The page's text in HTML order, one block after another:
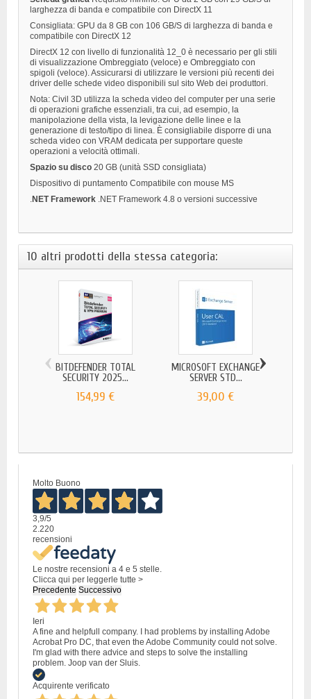
larghezza di banda e compatibile con DirectX 11
Consigliata: GPU da 8 GB con 106 GB/S di larghezza di banda e
compatibile con DirectX 12
DirectX 12 con livello di funzionalità 12_0 è necessario per gli stili
di visualizzazione Ombreggiato (veloce) e Ombreggiato con
spigoli (veloce). Assicurarsi di utilizzare le versioni più recenti dei
driver delle schede video disponibili sul sito Web dei produttori.
Nota: Civil 3D utilizza la scheda video del computer per una serie
di operazioni grafiche essenziali, tra cui, ad esempio, la
manipolazione della vista, la levigazione delle linee e la
generazione di testo/tipo di linea. È consigliabile disporre di una
scheda video con VRAM dedicata per supportare queste
operazioni a velocità ottimali.
Spazio su disco 20 GB (unità SSD consigliata)
Dispositivo di puntamento Compatibile con mouse MS
NET Framework .NET Framework 4.8 o versioni successive
10 altri prodotti della stessa categoria:
BITDEFENDER TOTAL
SECURITY 2025...
154,99 €
MICROSOFT EXCHANGE
SERVER STD...
39,00 €
‹ ›
Molto Buono
3,9/5
2.220
recensioni
Le nostre recensioni a 4 e 5 stelle.
Clicca qui per leggerle tutte >
Precedente Successivo
Ieri
A fine and helpfull company. I had problems by installing Adobe
Acrobat Pro DC, that even the Adobe Community could not solve.
I'm glad with there advice and steps to solve the installing
problem. Joop van der Sluis.
Acquirente verificato